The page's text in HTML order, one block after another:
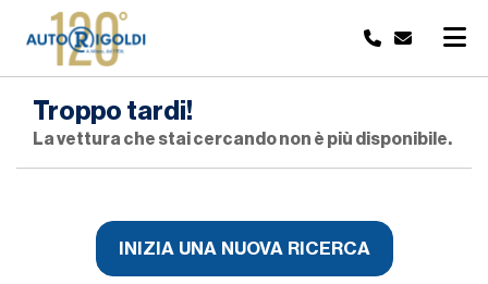
Troppo tardi!
La vettura che stai cercando non è più disponibile.
INIZIA UNA NUOVA RICERCA